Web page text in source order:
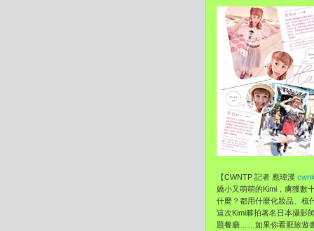
【CWNTP 記者 應瑋漢
嬌小又萌萌的Kimi，虜獲數
什麼？都用什麼化妝品、梳
這次Kimi夥拍著名日本攝影
題餐廳……如果你看厭旅遊